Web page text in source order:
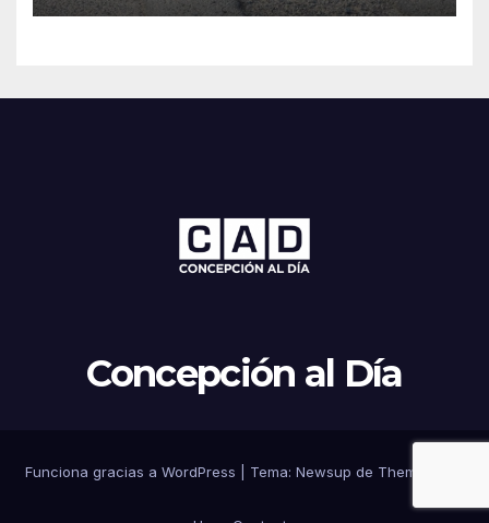
Concepción al Día
Funciona gracias a WordPress Tema: Newsup de Themeansar